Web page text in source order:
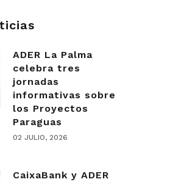
ADER La Palma
celebra tres
jornadas
informativas sobre
los Proyectos
Paraguas
02 JULIO, 2026
CaixaBank y ADER